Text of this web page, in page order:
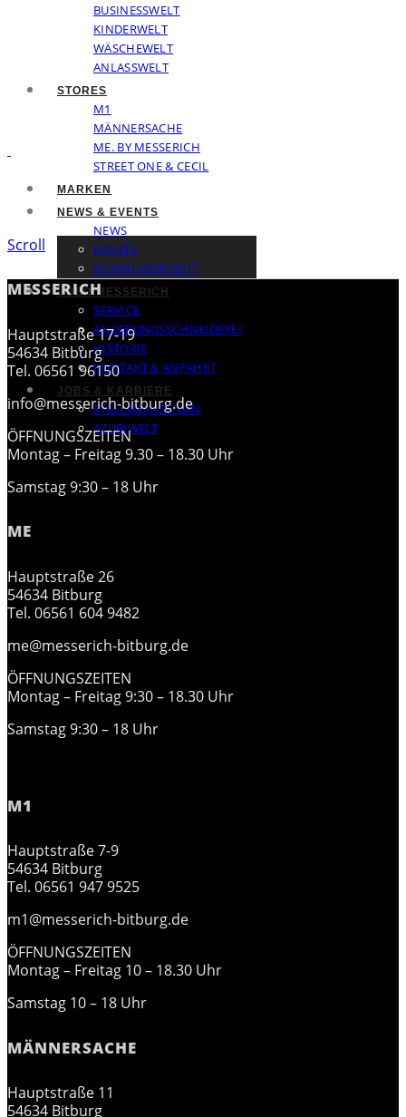
BUSINESSWELT
KINDERWELT
WÄSCHEWELT
ANLASSWELT
STORES
M1
MÄNNERSACHE
ME. BY MESSERICH
STREET ONE & CECIL
MARKEN
NEWS & EVENTS
NEWS
EVENTS
SCHON GEWUSST?
ÜBER MESSERICH
SERVICE
ÄNDERUNGSSCHNEIDEREI
HISTORIE
KONTAKT & ANFAHRT
JOBS & KARRIERE
STELLENANZEIGEN
AZUBIWELT
Scroll
MESSERICH
Hauptstraße 17-19
54634 Bitburg
Tel. 06561 96150
info@messerich-bitburg.de
ÖFFNUNGSZEITEN
Montag – Freitag 9.30 – 18.30 Uhr
Samstag 9:30 – 18 Uhr
ME
Hauptstraße 26
54634 Bitburg
Tel. 06561 604 9482
me@messerich-bitburg.de
ÖFFNUNGSZEITEN
Montag – Freitag 9:30 – 18.30 Uhr
Samstag 9:30 – 18 Uhr
M1
Hauptstraße 7-9
54634 Bitburg
Tel. 06561 947 9525
m1@messerich-bitburg.de
ÖFFNUNGSZEITEN
Montag – Freitag 10 – 18.30 Uhr
Samstag 10 – 18 Uhr
MÄNNERSACHE
Hauptstraße 11
54634 Bitburg